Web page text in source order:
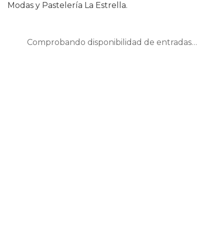
Modas y Pastelería La Estrella.
Comprobando disponibilidad de entradas…